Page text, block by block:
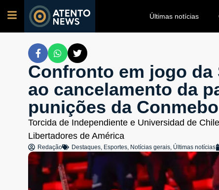
Últimas notícias
Confronto em jogo
ao cancelamento da
punições da
Torcida de Independiente e Universidad de
Libertadores de América
Redação Destaques, Esportes, Notícias gerais, Últimas notícias